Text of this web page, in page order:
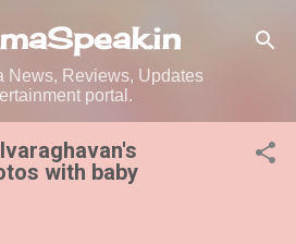
to main content
News, Reviews, Updates
portal.
with baby